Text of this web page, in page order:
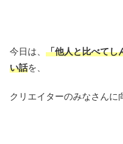
今日は、 「他人と比べてし
い話を、
クリエイターのみなさんに